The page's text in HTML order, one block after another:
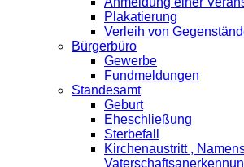
Plakatierung
Verleih von
Bürgerbüro
Gewerbe
Fundmeldungen
Standesamt
Geburt
Eheschließung
Sterbefall
Kirchenaustritt ,